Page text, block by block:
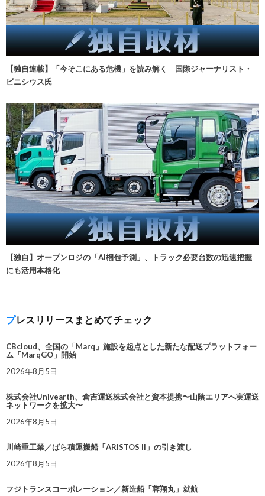
【独自連載】「今そこにある危機」を読み解く 国際ジャーナリスト・
ビニシウス氏
【独自】オープンロジの「AI梱包予測」、トラック必要台数の迅速把握
にも活用本格化
プレスリリースまとめてチェック
CBcloud、全国の「Marq」施設を起点とした新たな配送プラットフォー
ム「MarqGO」開始
2026年8月5日
株式会社Univearth、倉吉運送株式会社と資本提携〜山陰エリアへ実運送
ネットワークを拡大〜
2026年8月5日
川崎重工業／ばら積運搬船「ARISTOS II」の引き渡し
2026年8月5日
フジトランスコーポレーション／新造船「蓉翔丸」就航